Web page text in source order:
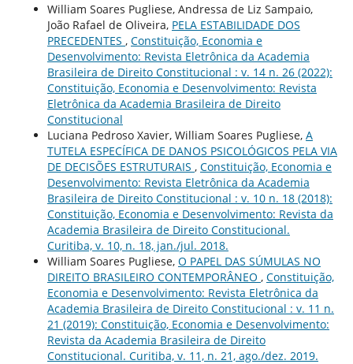
William Soares Pugliese, Andressa de Liz Sampaio,
João Rafael de Oliveira, PELA ESTABILIDADE DOS
PRECEDENTES , Constituição, Economia e
Desenvolvimento: Revista Eletrônica da Academia
Brasileira de Direito Constitucional : v. 14 n. 26 (2022):
Constituição, Economia e Desenvolvimento: Revista
Eletrônica da Academia Brasileira de Direito
Constitucional
Luciana Pedroso Xavier, William Soares Pugliese, A
TUTELA ESPECÍFICA DE DANOS PSICOLÓGICOS PELA VIA
DE DECISÕES ESTRUTURAIS , Constituição, Economia e
Desenvolvimento: Revista Eletrônica da Academia
Brasileira de Direito Constitucional : v. 10 n. 18 (2018):
Constituição, Economia e Desenvolvimento: Revista da
Academia Brasileira de Direito Constitucional.
Curitiba, v. 10, n. 18, jan./jul. 2018.
William Soares Pugliese, O PAPEL DAS SÚMULAS NO
DIREITO BRASILEIRO CONTEMPORÂNEO , Constituição,
Economia e Desenvolvimento: Revista Eletrônica da
Academia Brasileira de Direito Constitucional : v. 11 n.
21 (2019): Constituição, Economia e Desenvolvimento:
Revista da Academia Brasileira de Direito
Constitucional. Curitiba, v. 11, n. 21, ago./dez. 2019.